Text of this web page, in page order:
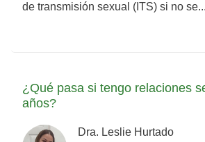
de transmisión sexual (ITS) si no se...
¿Qué pasa si tengo relaciones
años?
Dra. Leslie Hurtado